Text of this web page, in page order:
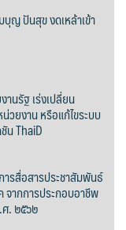
ญ ปันสุข งดเหล้าเข้า
นรัฐ เร่งเปลี่ยน
วยงาน หรือแก้ไขระบบ
น ThaiD
รสื่อสารประชาสัมพันธ์
ากการประกอบอาชีพ
. ๒๕๖๒